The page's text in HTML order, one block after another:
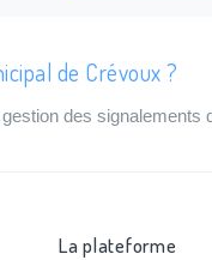
de Crévoux ?
des signalements
La plateforme